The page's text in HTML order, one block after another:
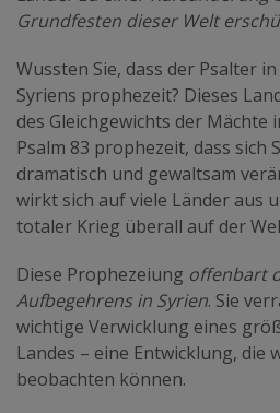
Grundfesten dieser Welt
Wussten Sie, dass der Psalter
Syriens prophezeit? Dieses
des Gleichgewichts der Mächte
Psalm 83 prophezeit, dass sich
dramatisch und gewaltsam
wirkt sich auf viele Länder aus
totaler Krieg überall auf der
Diese Prophezeiung offenbart
Aufbegehrens in Syrien. Sie
wichtige Verwicklung eines
Landes – eine Entwicklung, die
beobachten können.